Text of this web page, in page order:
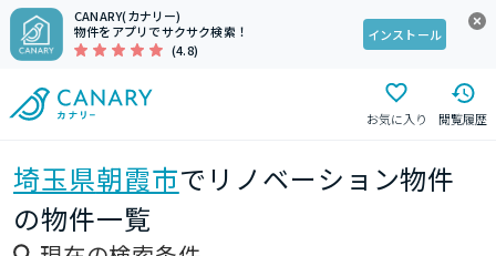
CANARY(カナリー)
物件をアプリでサクサク検索！
(4.8)
インストール
お気に入り 閲覧履歴
埼玉県朝霞市でリノベーション物件
の物件一覧